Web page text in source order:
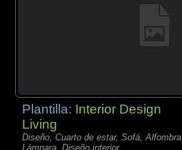
Plantilla: Interior Design
Living
Diseño, Cuarto de estar, Sofá, Alfombra,
Lámpara, Diseño interior,